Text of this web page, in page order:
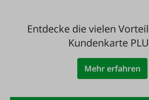
Entdecke die vielen
Kundenkarte
Mehr erfahren